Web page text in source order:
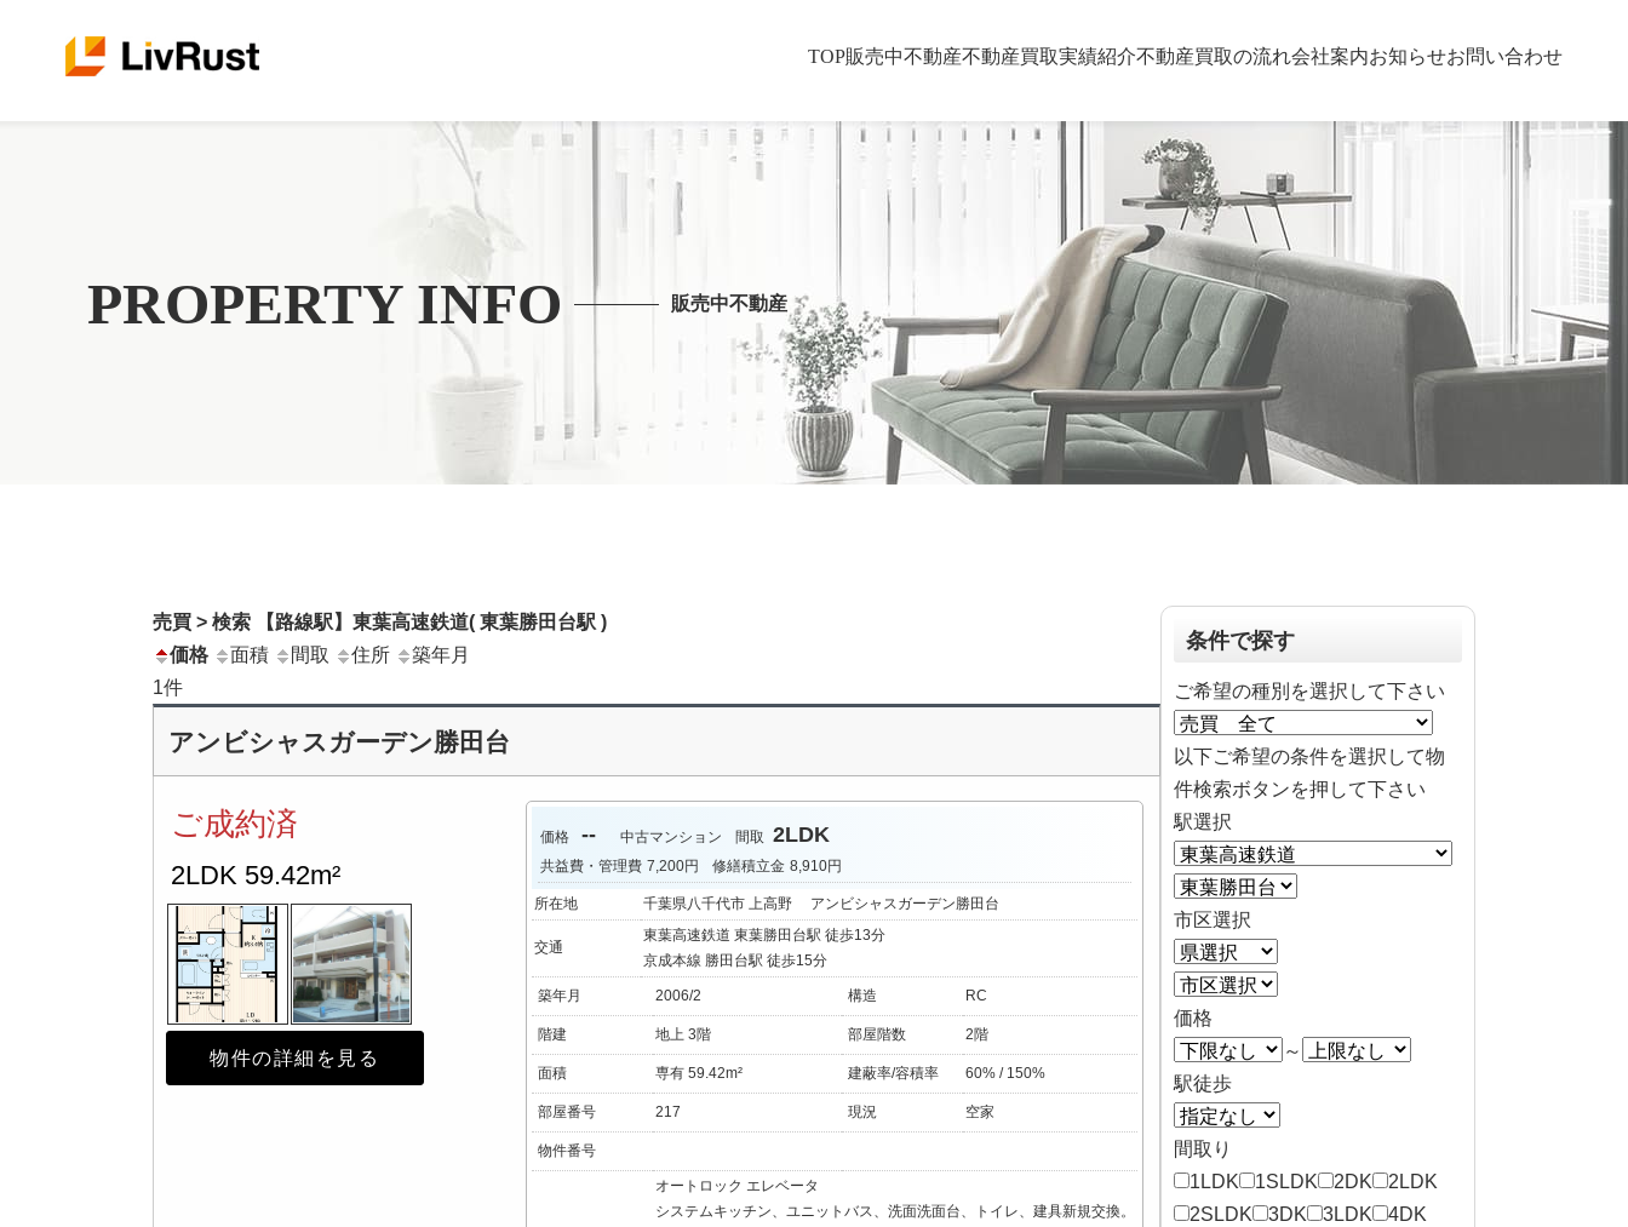
TOP販売中不動産不動産買取実績紹介不動産買取の流れ会社案内お知らせお問い合わせ
PROPERTY INFO 販売中不動産
売買 > 検索 【路線駅】東葉高速鉄道( 東葉勝田台駅 )
価格
面積 間取 住所
築年月
1件
アンビシャスガーデン勝田台
ご成約済
2LDK 59.42m²
物件の詳細を見る
価格 -- 中古マンション 間取 2LDK
共益費・管理費 7,200円 修繕積立金 8,910円
所在地 千葉県八千代市 上高野 アンビシャスガーデン勝田台
交通
東葉高速鉄道 東葉勝田台駅 徒歩13分
京成本線 勝田台駅 徒歩15分
築年月 2006/2 構造 RC
階建 地上 3階 部屋階数 2階
面積 専有 59.42m² 建蔽率/容積率 60% / 150%
部屋番号 217 現況 空家
物件番号
オートロック エレベータ
システムキッチン、ユニットバス、洗面洗面台、トイレ、建具新規交換。
条件で探す
ご希望の種別を選択して下さい
以下ご希望の条件を選択して物
件検索ボタンを押して下さい
駅選択
市区選択
価格
～
駅徒歩
間取り
1LDK
1SLDK 2DK
2LDK
2SLDK
3DK 3LDK
4DK